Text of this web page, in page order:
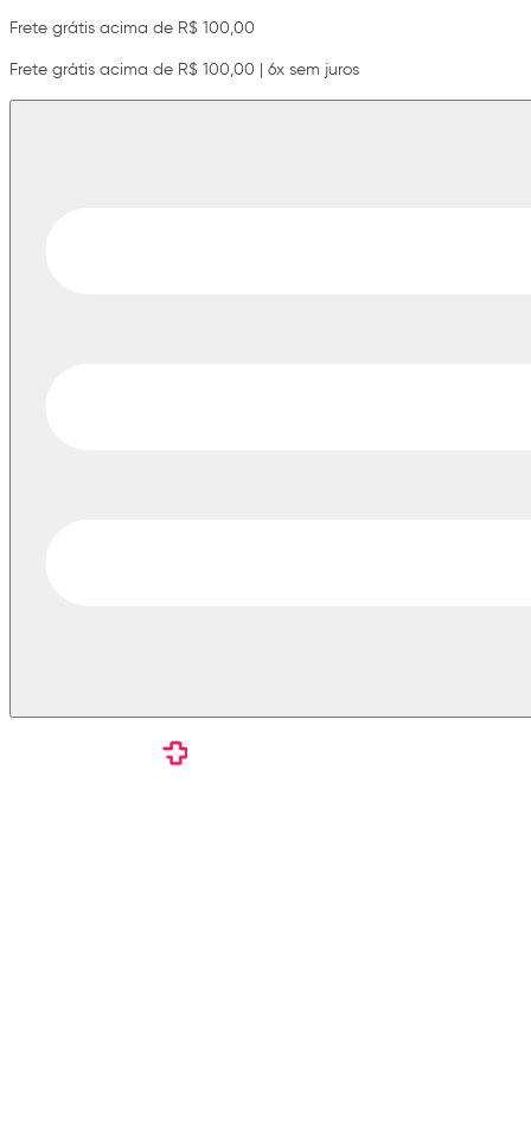
Frete grátis acima de R$ 100,00
Frete grátis acima de R$ 100,00 | 6x sem juros